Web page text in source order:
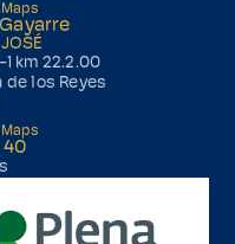
km 22.2.00
de los Reyes
40